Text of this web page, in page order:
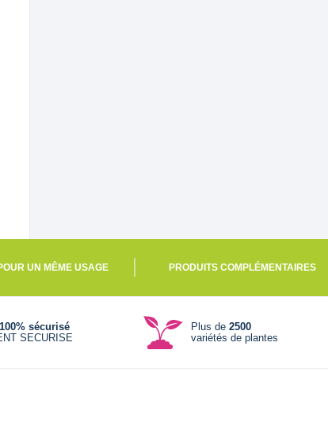
UN MÊME USAGE PRODUITS COMPLÉMENTAIRES
100% sécurisé
SECURISE
Plus de2500
variétés de plantes